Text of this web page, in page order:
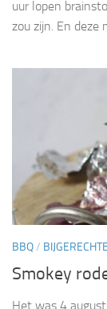
uur lopen
zou zijn. En deze
BBQ/
Smokey
Het was 4